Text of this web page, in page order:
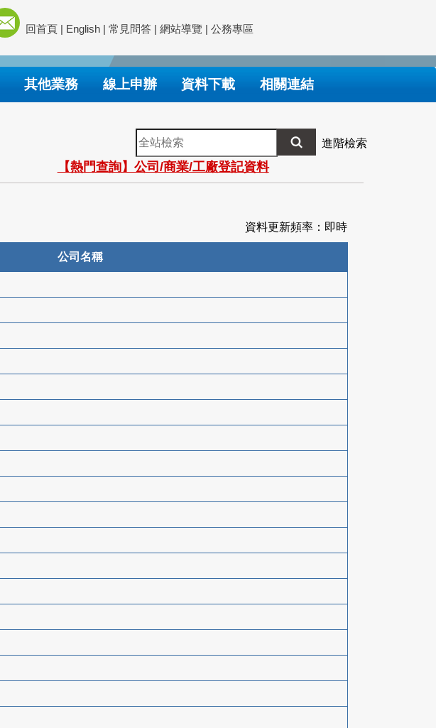
回首頁 | English | 常見問答 | 網站導覽 | 公務專區
其他業務 線上申辦 資料下載 相關連結
全
站
檢
索
進階檢索
【熱門查詢】公司/商業/工廠登記資料
資料更新頻率：即時
公司名稱